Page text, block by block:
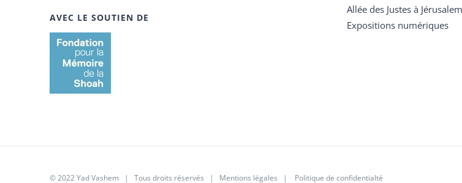
AVEC LE SOUTIEN DE
Allée des Justes à Jérusalem
Expositions numériques
© 2022 Yad Vashem | Tous droits réservés | Mentions légales | Politique de confidentialté